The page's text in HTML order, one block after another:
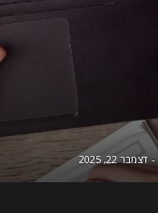
- דצמבר 22, 2025